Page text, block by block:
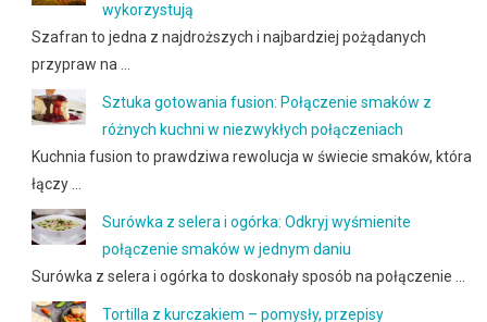
wykorzystują
Szafran to jedna z najdroższych i najbardziej pożądanych
przypraw na …
Sztuka gotowania fusion: Połączenie smaków z
różnych kuchni w niezwykłych połączeniach
Kuchnia fusion to prawdziwa rewolucja w świecie smaków, która
łączy …
Surówka z selera i ogórka: Odkryj wyśmienite
połączenie smaków w jednym daniu
Surówka z selera i ogórka to doskonały sposób na połączenie …
Tortilla z kurczakiem – pomysły, przepisy